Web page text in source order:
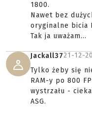
1800.
Nawet bez
oryginalne bicia
Tak ja uważam...
Jackall3721-12-
Tylko żeby się
RAM-y po 800
wystrzału -
ASG.